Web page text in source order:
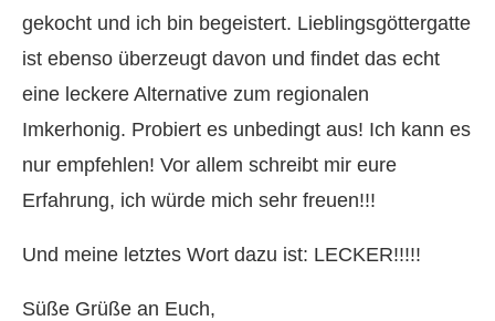
gekocht und ich bin begeistert. Lieblingsgöttergatte
ist ebenso überzeugt davon und findet das echt
eine leckere Alternative zum regionalen
Imkerhonig. Probiert es unbedingt aus! Ich kann es
nur empfehlen! Vor allem schreibt mir eure
Erfahrung, ich würde mich sehr freuen!!!
Und meine letztes Wort dazu ist: LECKER!!!!!
Süße Grüße an Euch,